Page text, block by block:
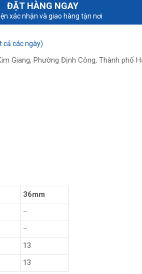
ĐẶT HÀNG NGAY
xác nhận và giao hàng tận nơi
cả các ngày)
Giang, Phường Định Công, Thành phố
36mm
–
–
13
13